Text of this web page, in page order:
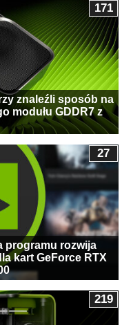
znaleźli sposób na
modułu GDDR7 z
171
programu rozwija
kart GeForce RTX
27
219